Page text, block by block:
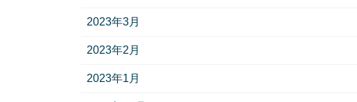
2023年3月
2023年2月
2023年1月